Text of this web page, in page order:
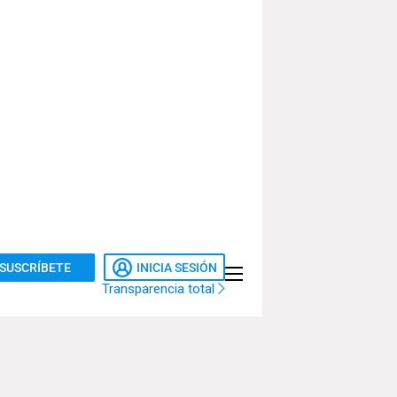
SUSCRÍBETE INICIA SESIÓN
Transparencia total